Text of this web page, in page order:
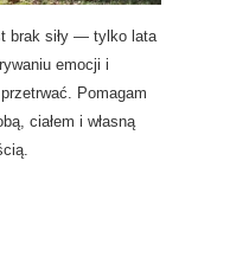
brak siły — tylko lata
emocji i
Pomagam
ciałem i własną